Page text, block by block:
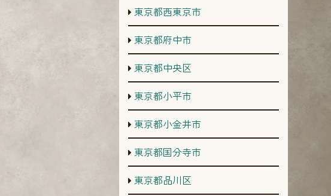
東京都西東京市
東京都府中市
東京都中央区
東京都小平市
東京都小金井市
東京都国分寺市
東京都品川区